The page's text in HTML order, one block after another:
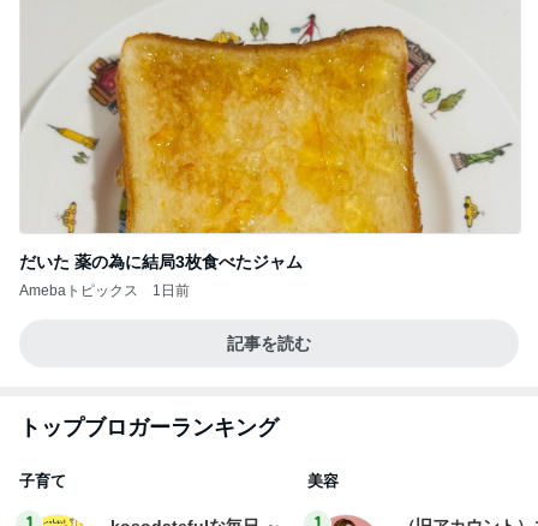
だいた 薬の為に結局3枚食べたジャム
Amebaトピックス 1日前
記事を読む
トップブロガーランキング
子育て 美容